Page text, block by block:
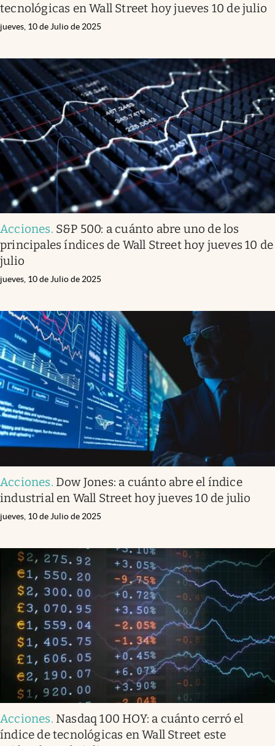
tecnológicas en Wall Street hoy jueves 10 de julio
jueves, 10 de Julio de 2025
Acciones. S&P 500: a cuánto abre uno de los
principales índices de Wall Street hoy jueves 10 de
julio
jueves, 10 de Julio de 2025
Acciones. Dow Jones: a cuánto abre el índice
industrial en Wall Street hoy jueves 10 de julio
jueves, 10 de Julio de 2025
Acciones. Nasdaq 100 HOY: a cuánto cerró el
índice de tecnológicas en Wall Street este